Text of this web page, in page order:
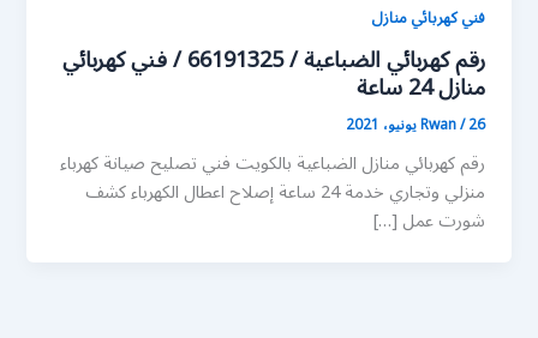
فني كهربائي منازل
رقم كهربائي الضباعية / 66191325 / فني كهربائي
منازل 24 ساعة
Rwan/26 يونيو، 2021
رقم كهربائي منازل الضباعية بالكويت فني تصليح صيانة كهرباء
منزلي وتجاري خدمة 24 ساعة إصلاح اعطال الكهرباء كشف
شورت عمل […]